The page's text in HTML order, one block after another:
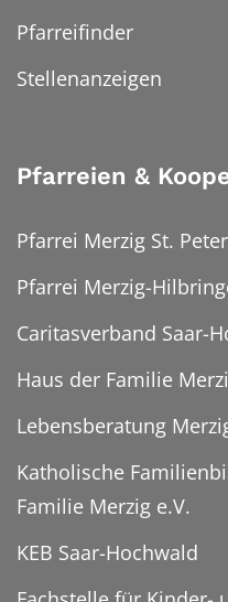
Pfarreifinder
Stellenanzeigen
Pfarreien &
Pfarrei Merzig St. Peter
Pfarrei Merzig-
Caritasverband Saar-
Haus der Familie
Lebensberatung
Katholische
Familie Merzig e.V.
KEB Saar-Hochwald